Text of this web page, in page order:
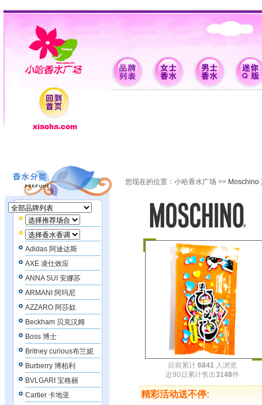
Adidas 阿迪达斯
AXE 凌仕效应
ANNA SUI 安娜苏
ARMANI 阿玛尼
AZZARO 阿莎奴
Beckham 贝克汉姆
Boss 博士
Britney curious布兰妮
Burberry 博柏利
BVLGARI 宝格丽
Cartier 卡地亚
您现在的位置： 小哈香水广场 >>Moschino
目前累计 6841人浏览
近90日累计售出3148件
精彩活动送不停: